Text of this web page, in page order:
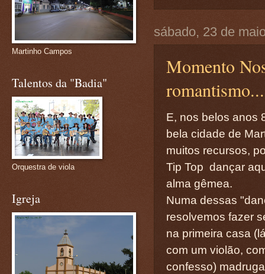
sábado, 23 de
Momento
romantismo...
E, nos belos anos
bela cidade de
muitos recursos,
Tip Top dançar
alma gêmea.
Numa dessas
resolvemos fazer
na primeira casa
com um violão,
confesso)
Martinho Campos
Talentos da "Badia"
Orquestra de viola
Igreja